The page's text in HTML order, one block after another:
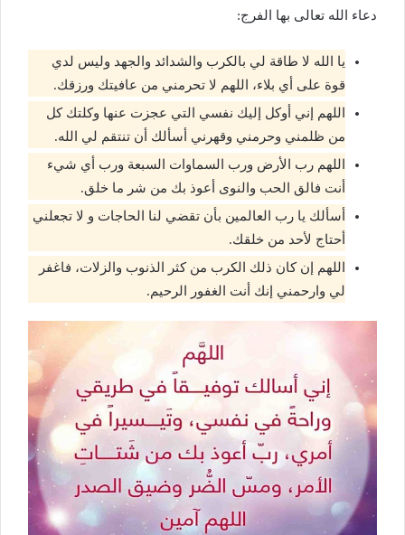
دعاء الله تعالى بها الفرج:
يا الله لا طاقة لي بالكرب والشدائد والجهد وليس لدي
قوة على أي بلاء، اللهم لا تحرمني من عافيتك ورزقك.
اللهم إني أوكل إليك نفسي التي عجزت عنها وكلتك كل
من ظلمني وحرمني وقهرني أسألك أن تنتقم لي الله.
اللهم رب الأرض ورب السماوات السبعة ورب أي شيء
أنت فالق الحب والنوى أعوذ بك من شر ما خلق.
أسألك يا رب العالمين بأن تقضي لنا الحاجات و لا تجعلني
أحتاج لأحد من خلقك.
اللهم إن كان ذلك الكرب من كثر الذنوب والزلات، فاغفر
لي وارحمني إنك أنت الغفور الرحيم.